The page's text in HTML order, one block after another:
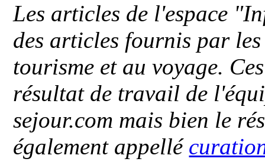
Les articles de l'espace
des articles fournis par
tourisme et au voyage.
résultat de travail de
sejour.com mais bien le
également appellé